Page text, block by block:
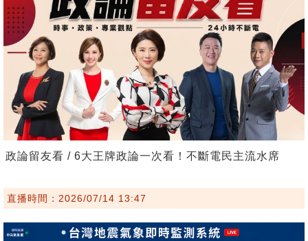
政論留友看 / 6大王牌政論一次看！不斷電民主流水席
直播時間：2026/07/14 13:47